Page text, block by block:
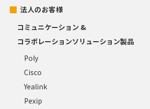
法人のお客様
コミュニケーション &
コラボレーションソリューション製品
Poly
Cisco
Yealink
Pexip